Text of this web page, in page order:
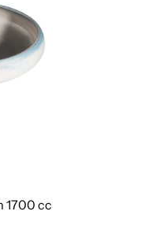
1700 cc